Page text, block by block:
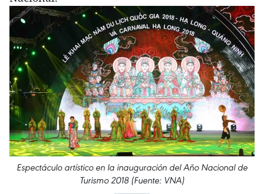
Espectáculo artístico en la inauguración del Año Nacional de
Turismo 2018 (Fuente: VNA)